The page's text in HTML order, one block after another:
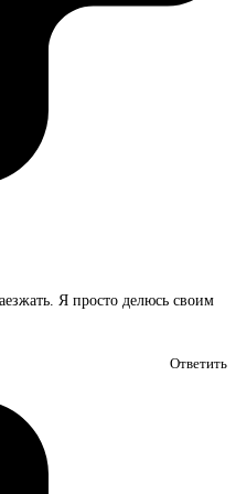
Я просто делюсь своим
Ответить